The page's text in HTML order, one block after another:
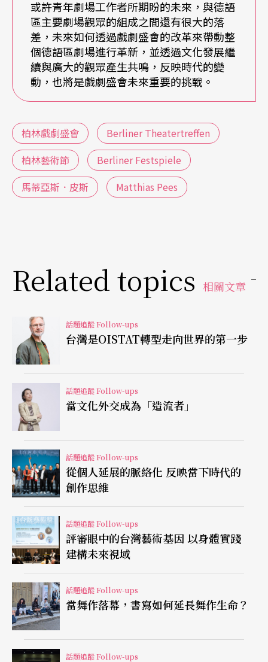
看，評論家評審團的選擇更具客觀性，更接近觀眾
自己。」「策展人，或者甚至一群策展人可能會更
注重動機。他們可能會邀請一個節目，不是因為它
完美，而是因為它有一個非常有趣的新想法。」而
策展人也可能會比一群記者更加容忍新作品發展的
過程。確實，今年由3位女性總監團隊從各項補助計
畫底下挑選出來組合而成的節目規劃，大多不如10
大作品成熟，毀譽參半。皮斯同時也回應，僅管10
大作品一直存在，但戲劇盛會一直是持續映照其核
也是為了要去討論大於10大作品的議題而進行策
劃，比如今年的「責任會面」（Responsibility Treff
en）。也許可以合理推斷，儘管皮斯所帶領的新團
隊力求革新，10大作品及評審團機制在官僚主義和
觀眾訴求的綜合考量下，一時仍難以撼動，某種程
度也是目前戲劇盛會的賣點，但隨著觀眾組成的改
變和世代交替，戲劇盛會勢必也將走向革新。
或許青年劇場工作者所期盼的未來，與德語
區主要劇場觀眾的組成之間還有很大的落
差，未來如何透過戲劇盛會的改革來帶動整
個德語區劇場進行革新，並透過文化發展繼
續與廣大的觀眾產生共鳴，反映時代的變
動，也將是戲劇盛會未來重要的挑戰。
柏林戲劇盛會
Berliner Theatertreffen
柏林藝術節
Berliner Festspiele
馬蒂亞斯．皮斯
Matthias Pees
Related topics 相關文章
話題追蹤 Follow-ups
台灣是OISTAT轉型走向世界的第一步
話題追蹤 Follow-ups
當文化外交成為「造流者」
話題追蹤 Follow-ups
從個人延展的脈絡化 反映當下時代的
創作思維
話題追蹤 Follow-ups
評審眼中的台灣藝術基因 以身體實踐
建構未來視域
話題追蹤 Follow-ups
當舞作落幕，書寫如何延長舞作生命？
話題追蹤 Follow-ups